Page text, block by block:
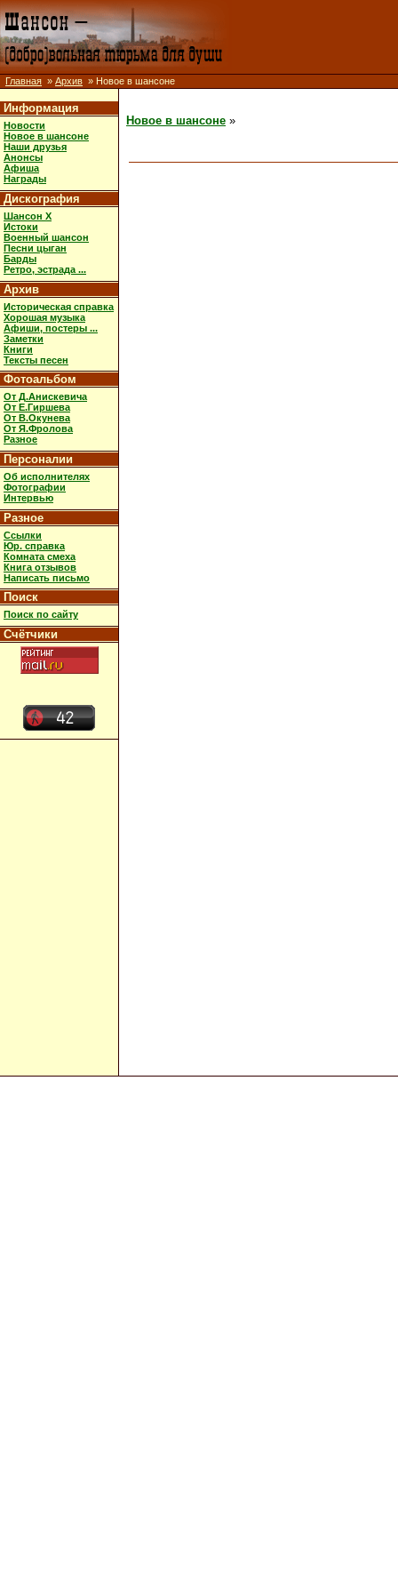
Главная » Архив » Новое в шансоне
Информация
Новости
Новое в шансоне
Наши друзья
Анонсы
Афиша
Награды
Дискография
Шансон X
Истоки
Военный шансон
Песни цыган
Барды
Ретро, эстрада ...
Архив
Историческая справка
Хорошая музыка
Афиши, постеры ...
Заметки
Книги
Тексты песен
Фотоальбом
От Д.Анискевича
От Е.Гиршева
От В.Окунева
От Я.Фролова
Разное
Персоналии
Об исполнителях
Фотографии
Интервью
Разное
Ссылки
Юр. справка
Комната смеха
Книга отзывов
Написать письмо
Поиск
Поиск по сайту
Счётчики
Новое в шансоне »